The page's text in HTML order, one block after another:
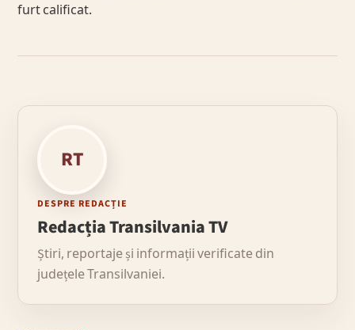
furt calificat.
RT
DESPRE REDACȚIE
Redacția Transilvania TV
Știri, reportaje și informații verificate din
județele Transilvaniei.